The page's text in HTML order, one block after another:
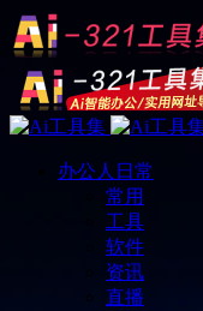
办公人日常
常用
工具
软件
资讯
直播